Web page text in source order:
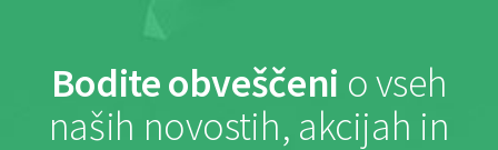
Bodite obveščeni o vseh
naših novostih, akcijah in